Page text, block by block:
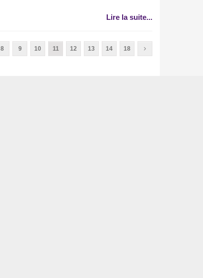
Lire la suite...
8 9 10 11 12 13 14 18